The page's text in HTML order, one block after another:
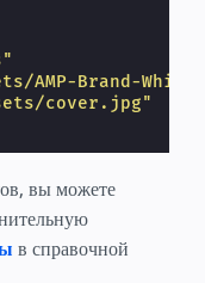
AMP-Brand-
cover.jpg"
вы можете
в справочной